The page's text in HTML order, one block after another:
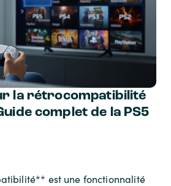
la rétrocompatibilité
complet de la PS5
est une fonctionnalité